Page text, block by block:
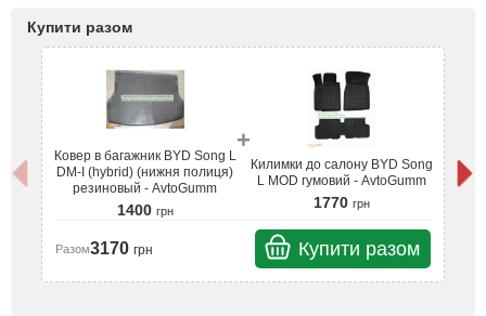
Купити разом
Ковер в багажник BYD Song L
DM-I (hybrid) (нижня полиця)
резиновый - AvtoGumm
1400 грн
+
Килимки до салону BYD Song
L MOD гумовий - AvtoGumm
1770 грн
Разом3170 грн Купити разом